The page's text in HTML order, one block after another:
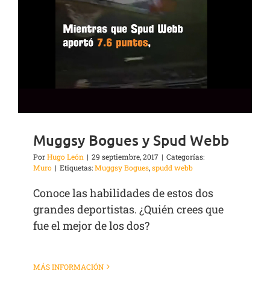
Muggsy Bogues y Spud Webb
PorHugo León | 29 septiembre, 2017 | Categorías:
Muro | Etiquetas:Muggsy Bogues,spudd webb
Conoce las habilidades de estos dos
grandes deportistas. ¿Quién crees que
fue el mejor de los dos?
MÁS INFORMACIÓN